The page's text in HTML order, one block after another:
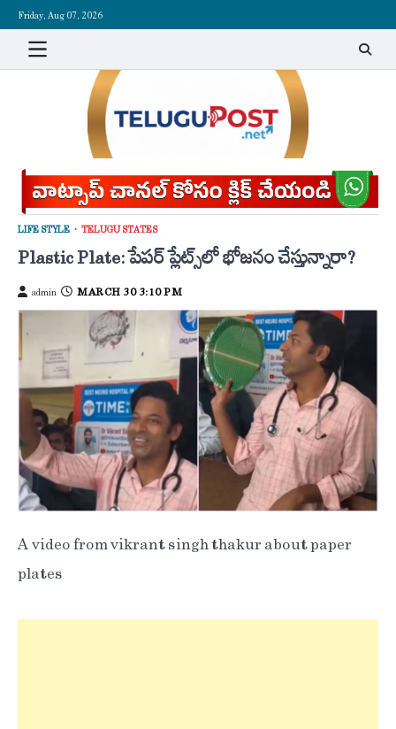
Skip
content
Friday, Aug 07, 2026
LIFE STYLE TELUGU STATES
Plastic Plate: పేపర్ ప్లేట్స్‌లో భోజనం చేస్తున్నారా?
admin MARCH 30 3:10 PM
A video from vikrant singh thakur about paper
plates